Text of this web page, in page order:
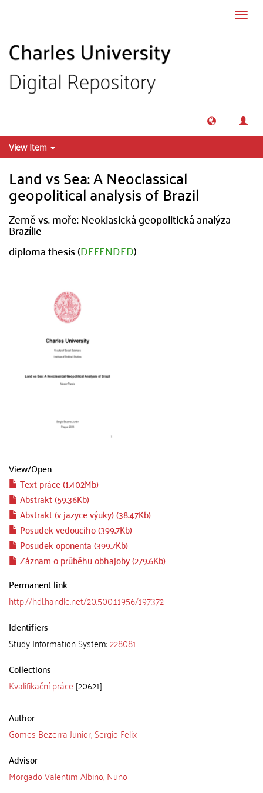
View Item
Land vs Sea: A Neoclassical
geopolitical analysis of Brazil
Země vs. moře: Neoklasická geopolitická analýza
Brazílie
diploma thesis (DEFENDED)
View/Open
Text práce (1.402Mb)
Abstrakt (59.36Kb)
Abstrakt (v jazyce výuky) (38.47Kb)
Posudek vedoucího (399.7Kb)
Posudek oponenta (399.7Kb)
Záznam o průběhu obhajoby (279.6Kb)
Permanent link
http://hdl.handle.net/20.500.11956/197372
Identifiers
Study Information System:228081
Collections
Kvalifikační práce [20621]
Author
Gomes Bezerra Junior, Sergio Felix
Advisor
Morgado Valentim Albino, Nuno